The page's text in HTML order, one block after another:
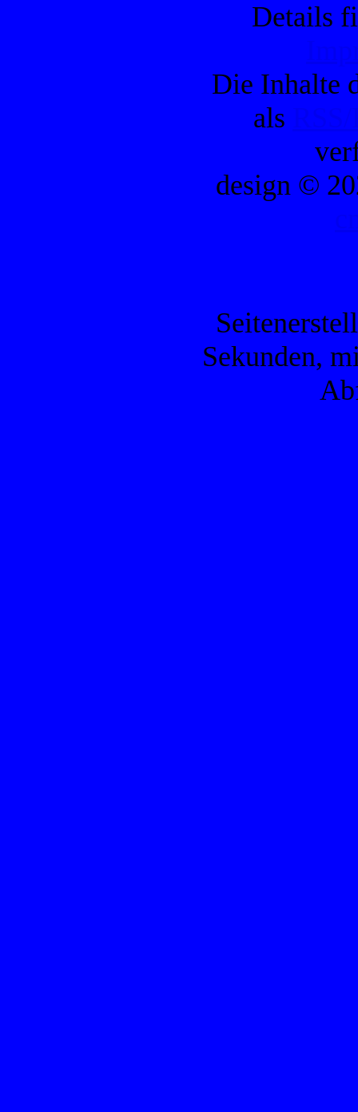
Details
Die Inhalte
als
design ©
Sekunden,